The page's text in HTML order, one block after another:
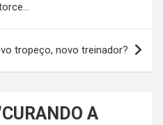
tropeço, novo treinador?
CURANDO A